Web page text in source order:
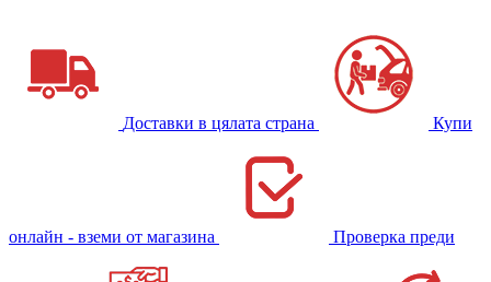
Доставки в цялата страна Купи
онлайн - вземи от магазина Проверка преди